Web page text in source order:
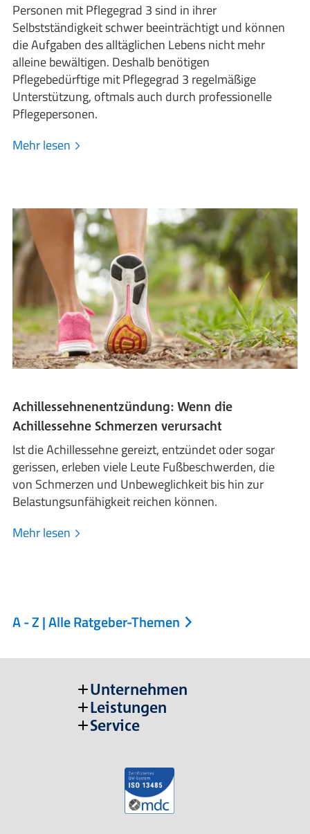
Personen mit Pflegegrad 3 sind in ihrer
Selbstständigkeit schwer beeinträchtigt und können
die Aufgaben des alltäglichen Lebens nicht mehr
alleine bewältigen. Deshalb benötigen
Pflegebedürftige mit Pflegegrad 3 regelmäßige
Unterstützung, oftmals auch durch professionelle
Pflegepersonen.
Mehr lesen
Achillessehnenentzündung: Wenn die
Achillessehne Schmerzen verursacht
Ist die Achillessehne gereizt, entzündet oder sogar
gerissen, erleben viele Leute Fußbeschwerden, die
von Schmerzen und Unbeweglichkeit bis hin zur
Belastungsunfähigkeit reichen können.
Mehr lesen
A - Z | Alle Ratgeber-Themen
Unternehmen
Leistungen
Service